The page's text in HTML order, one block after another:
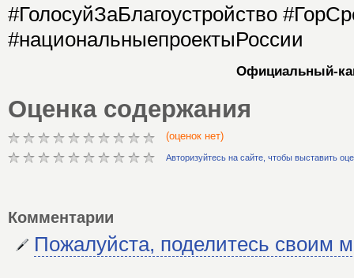
#ГолосуйЗаБлагоустройство
#национальныепроектыРоссии
Официальный-
Оценка содержания
(оценок нет)
Авторизуйтесь на сайте, чтобы выставить
Комментарии
Пожалуйста, поделитесь своим